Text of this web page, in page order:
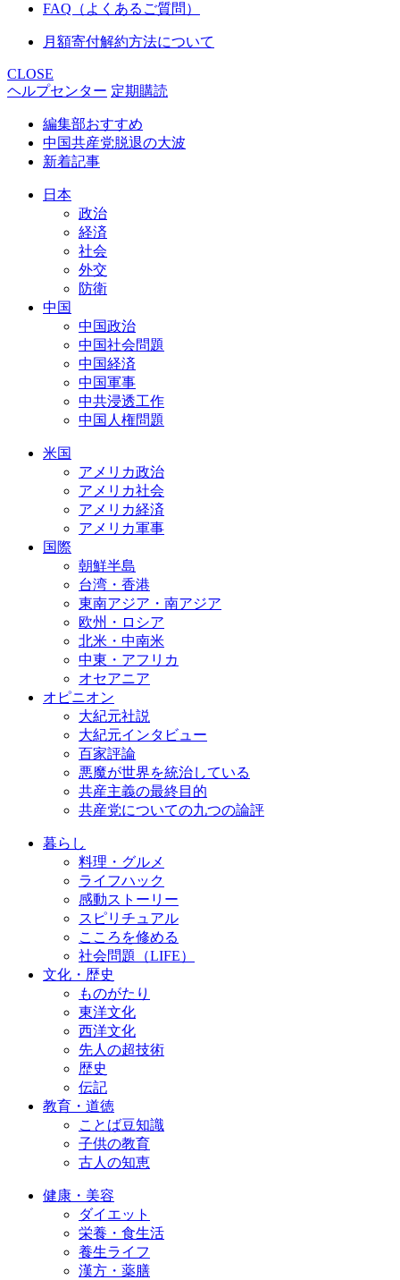
FAQ（よくあるご質問）
月額寄付解約方法について
CLOSE
ヘルプセンター 定期購読
編集部おすすめ
中国共産党脱退の大波
新着記事
日本
政治
経済
社会
外交
防衛
中国
中国政治
中国社会問題
中国経済
中国軍事
中共浸透工作
中国人権問題
米国
アメリカ政治
アメリカ社会
アメリカ経済
アメリカ軍事
国際
朝鮮半島
台湾・香港
東南アジア・南アジア
欧州・ロシア
北米・中南米
中東・アフリカ
オセアニア
オピニオン
大紀元社説
大紀元インタビュー
百家評論
悪魔が世界を統治している
共産主義の最終目的
共産党についての九つの論評
暮らし
料理・グルメ
ライフハック
感動ストーリー
スピリチュアル
こころを修める
社会問題（LIFE）
文化・歴史
ものがたり
東洋文化
西洋文化
先人の超技術
歴史
伝記
教育・道徳
ことば豆知識
子供の教育
古人の知恵
健康・美容
ダイエット
栄養・食生活
養生ライフ
漢方・薬膳